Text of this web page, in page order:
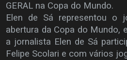
GERAL na Copa do Mundo.
Elen de Sá representou o
abertura da Copa do Mundo,
a jornalista Elen de Sá
Felipe Scolari e com vários